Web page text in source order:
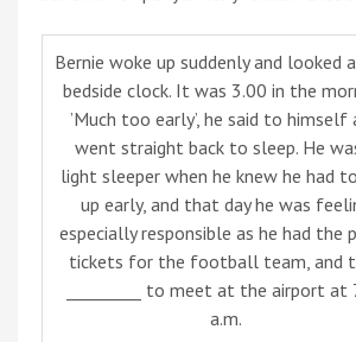
Bernie woke up suddenly and looked
bedside clock. It was 3.00 in the
’Much too early’, he said to himself
went straight back to sleep. He
light sleeper when he knew he had
up early, and that day he was
especially responsible as he had the
tickets for the football team, and
_________ to meet at the airport at
a.m.